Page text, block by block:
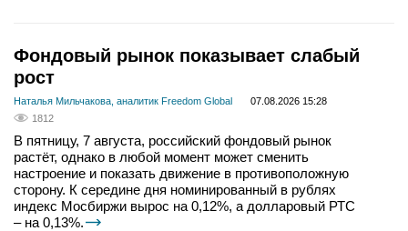
Фондовый рынок показывает слабый
рост
Наталья Мильчакова, аналитик Freedom Global
07.08.2026 15:28
1812
В пятницу, 7 августа, российский фондовый рынок
растёт, однако в любой момент может сменить
настроение и показать движение в противоположную
сторону. К середине дня номинированный в рублях
индекс Мосбиржи вырос на 0,12%, а долларовый РТС
– на 0,13%.